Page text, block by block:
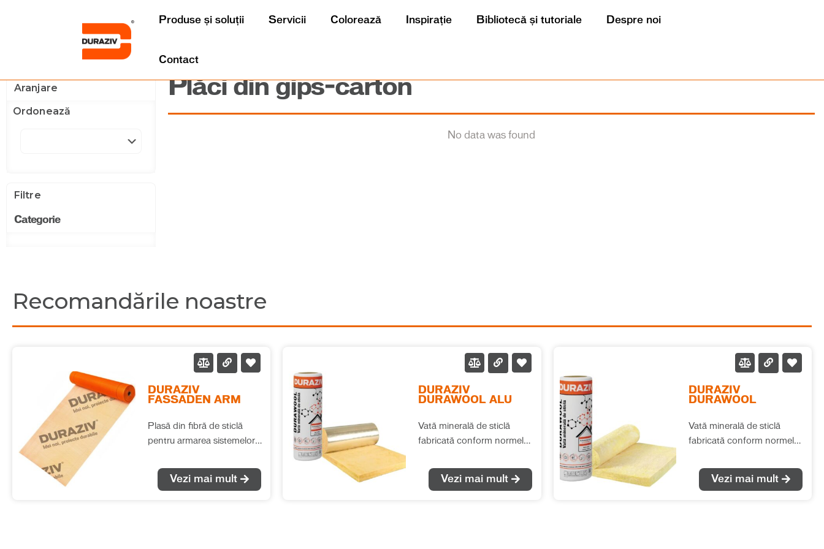
Produse și soluții Servicii Colorează Inspirație Bibliotecă și tutoriale Despre noi
Contact
Aranjare
Ordonează
Filtre
Categorie
Plăci din gips-carton
No data was found
Recomandările noastre
DURAZIV
FASSADEN ARM
Plasă din fibră de sticlă
pentru armarea sistemelor
termică realizate cu vată
minerală bazaltică.
Vezi mai mult
DURAZIV
DURAWOOL ALU
Vată minerală de sticlă
fabricată conform normelor
performanțe termice și
fonice deosebite. Se
Vezi mai mult
DURAZIV
DURAWOOL
Vată minerală de sticlă
fabricată conform normelor
performanțe termice și
fonice deosebite. Se
Vezi mai mult